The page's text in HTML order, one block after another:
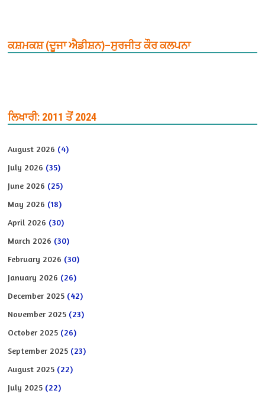
ਕਸ਼ਮਕਸ਼ (ਦੂਜਾ ਐਡੀਸ਼ਨ)–ਸੁਰਜੀਤ ਕੌਰ ਕਲਪਨਾ
ਲਿਖਾਰੀ: 2011 ਤੋਂ 2024
August 2026 (4)
July 2026 (35)
June 2026 (25)
May 2026 (18)
April 2026 (30)
March 2026 (30)
February 2026 (30)
January 2026 (26)
December 2025 (42)
November 2025 (23)
October 2025 (26)
September 2025 (23)
August 2025 (22)
July 2025 (22)